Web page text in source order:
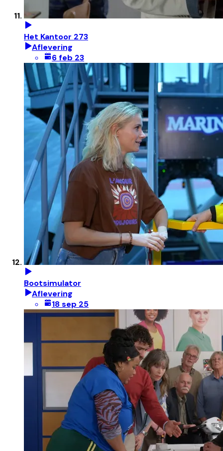
Het Kantoor 273
Aflevering
6 feb 23
Bootsimulator
Aflevering
18 sep 25